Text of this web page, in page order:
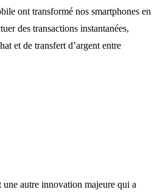
ont transformé nos smartphones en
des transactions instantanées,
et de transfert d’argent entre
une autre innovation majeure qui a